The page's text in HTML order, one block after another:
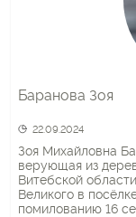
Баранова Зоя
22.09.2024
Зоя Михайловна
верующая из
Витебской
Великого в
помилованию 16